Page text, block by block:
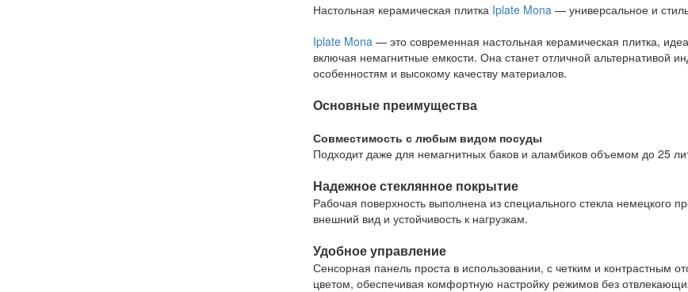
Настольная керамическая плитка Iplate Mona — универсальное и
Iplate Mona — это современная настольная керамическая плитка,
включая немагнитные емкости. Она станет отличной альтернативой
особенностям и высокому качеству материалов.
Основные преимущества
Совместимость с любым видом посуды
Подходит даже для немагнитных баков и аламбиков объемом до 25
Надежное стеклянное покрытие
Рабочая поверхность выполнена из специального стекла немецкого
внешний вид и устойчивость к нагрузкам.
Удобное управление
Сенсорная панель проста в использовании, с четким и контрастным
цветом, обеспечивая комфортную настройку режимов без